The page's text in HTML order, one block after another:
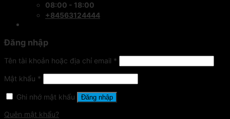
08:00 - 18:00
+84563124444
Đăng nhập
Tên tài khoản hoặc địa chỉ email *
Mật khẩu *
Ghi nhớ mật khẩu Đăng nhập
Quên mật khẩu?